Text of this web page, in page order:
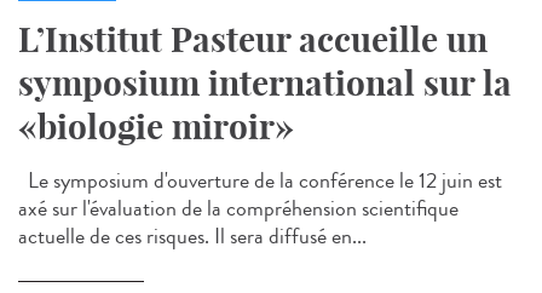
L’Institut Pasteur accueille un
symposium international sur la
«biologie miroir»
Le symposium d'ouverture de la conférence le 12 juin est
axé sur l'évaluation de la compréhension scientifique
actuelle de ces risques. Il sera diffusé en...